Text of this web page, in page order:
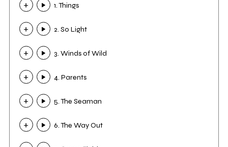
1. Things
2. So Light
3. Winds of Wild
4. Parents
5. The Seaman
6. The Way Out